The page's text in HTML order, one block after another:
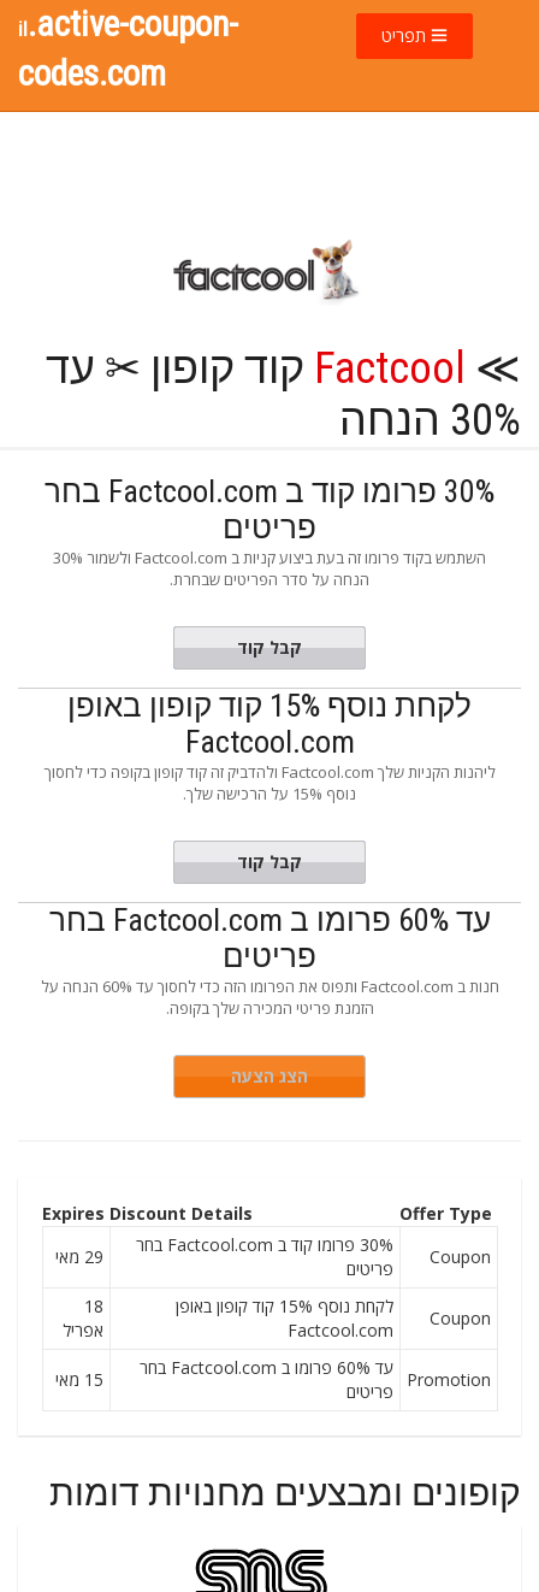
il.active-coupon-
codes.com
תפריט
≫
Factcool קוד קופון ✂ עד
30% הנחה
30% פרומו קוד ב Factcool.com בחר
פריטים
השתמש בקוד פרומו זה בעת ביצוע קניות ב Factcool.com ולשמור 30%
הנחה על סדר הפריטים שבחרת.
TREND30קבל קוד
לקחת נוסף 15% קוד קופון באופן
Factcool.com
ליהנות הקניות שלך Factcool.com ולהדביק זה קוד קופון בקופה כדי לחסוך
נוסף 15% על הרכישה שלך.
EXTRA15קבל קוד
עד 60% פרומו ב Factcool.com בחר
פריטים
חנות ב Factcool.com ותפוס את הפרומו הזה כדי לחסוך עד 60% הנחה על
הזמנת פריטי המכירה שלך בקופה.
הצג הצעה
Offer Type
Discount Details
Expires
Coupon
30% פרומו קוד ב Factcool.com בחר
פריטים
29 מאי
Coupon
לקחת נוסף 15% קוד קופון באופן
Factcool.com
18
אפריל
Promotion
עד 60% פרומו ב Factcool.com בחר
פריטים
15 מאי
קופונים ומבצעים מחנויות דומות